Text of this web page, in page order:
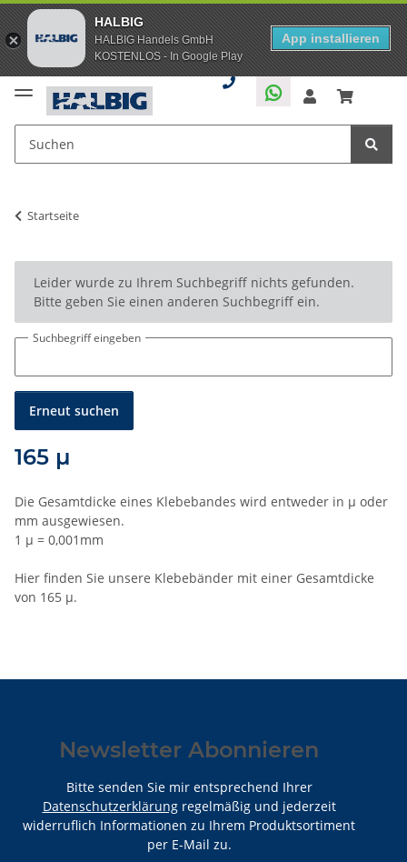
HALBIG
HALBIG Handels GmbH
KOSTENLOS - In Google Play
App installieren
Startseite
xLeider wurde zu Ihrem Suchbegriff nichts gefunden.
Bitte geben Sie einen anderen Suchbegriff ein.
Suchbegriff eingeben
Erneut suchen
165 µ
Die Gesamtdicke eines Klebebandes wird entweder in µ oder
mm ausgewiesen.
1 µ = 0,001mm
Hier finden Sie unsere Klebebänder mit einer Gesamtdicke
von 165 µ.
Newsletter Abonnieren
Bitte senden Sie mir entsprechend Ihrer
Datenschutzerklärungregelmäßig und jederzeit
widerruflich Informationen zu Ihrem Produktsortiment
per E-Mail zu.